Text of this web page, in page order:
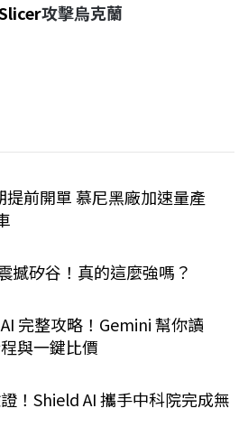
攻擊烏克蘭
提前開單 慕尼黑廠加速量產
撼矽谷！真的這麼強嗎？
完整攻略！Gemini 幫你讀
與一鍵比價
！Shield AI 攜手中科院完成無